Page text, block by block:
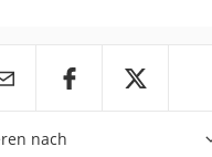
nach